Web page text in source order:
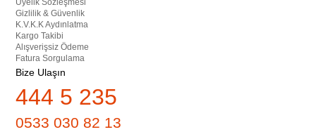
Üyelik Sözleşmesi
Gizlilik & Güvenlik
K.V.K.K Aydınlatma
Kargo Takibi
Alışverişsiz Ödeme
Fatura Sorgulama
Bize Ulaşın
444 5 235
0533 030 82 13